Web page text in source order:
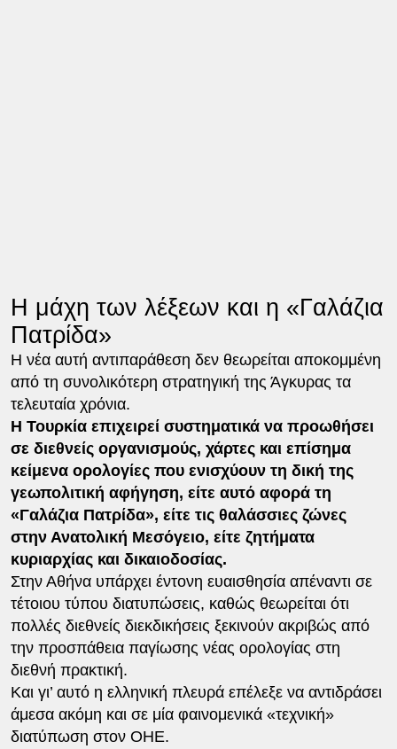
Η μάχη των λέξεων και η «Γαλάζια
Πατρίδα»
Η νέα αυτή αντιπαράθεση δεν θεωρείται αποκομμένη
από τη συνολικότερη στρατηγική της Άγκυρας τα
τελευταία χρόνια.
Η Τουρκία επιχειρεί συστηματικά να προωθήσει
σε διεθνείς οργανισμούς, χάρτες και επίσημα
κείμενα ορολογίες που ενισχύουν τη δική της
γεωπολιτική αφήγηση, είτε αυτό αφορά τη
«Γαλάζια Πατρίδα», είτε τις θαλάσσιες ζώνες
στην Ανατολική Μεσόγειο, είτε ζητήματα
κυριαρχίας και δικαιοδοσίας.
Στην Αθήνα υπάρχει έντονη ευαισθησία απέναντι σε
τέτοιου τύπου διατυπώσεις, καθώς θεωρείται ότι
πολλές διεθνείς διεκδικήσεις ξεκινούν ακριβώς από
την προσπάθεια παγίωσης νέας ορολογίας στη
διεθνή πρακτική.
Και γι’ αυτό η ελληνική πλευρά επέλεξε να αντιδράσει
άμεσα ακόμη και σε μία φαινομενικά «τεχνική»
διατύπωση στον ΟΗΕ.